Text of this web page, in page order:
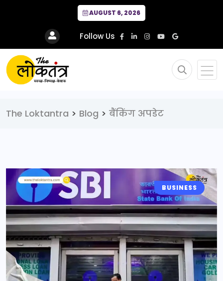
AUGUST 6, 2026
Follow Us
The Loktantra > Blog > बैंकिंग अपडेट
BUSINESS